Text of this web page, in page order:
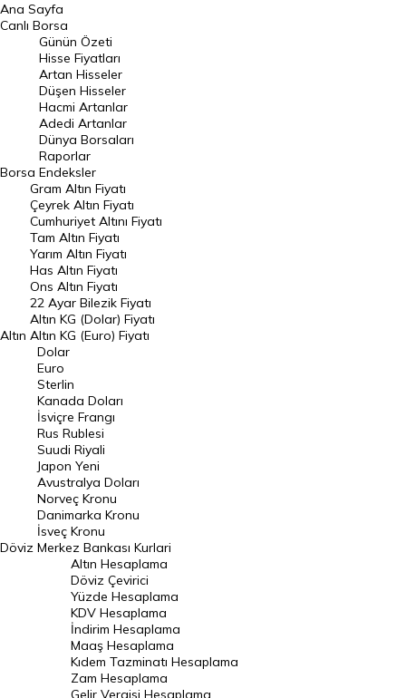
BIST 100 Hisseleri
En Çok Artan Hisseler
En Çok Düşen Hisseler
Hacmi Artanlar
Geçmiş Kapanışlar
Dünya Borsaları
Raporlar
Endeksler
DÖVİZ
Döviz Kuru
Dolar Kuru
Euro Kuru
Pound Kuru
Frank Kuru
Riyal Kuru
Avustralya Doları
Danimarka Kronu Kuru
Kanada Doları Kuru
Norveç Kronu Kuru
İsveç Kronu Kuru
Japon Yeni Kuru
Serbest Piyasa Döviz Kurları
Merkez Bankası Döviz Kurları
Ana Sayfa
Canlı Borsa
Borsa
Günün Özeti
Hisse Fiyatları
Artan Hisseler
Düşen Hisseler
Hacmi Artanlar
Adedi Artanlar
Dünya Borsaları
Raporlar
Endeksler
Altın
Gram Altın Fiyatı
Çeyrek Altın Fiyatı
Cumhuriyet Altını Fiyatı
Tam Altın Fiyatı
Yarım Altın Fiyatı
Has Altın Fiyatı
Ons Altın Fiyatı
22 Ayar Bilezik Fiyatı
Altın KG (Dolar) Fiyatı
Altın KG (Euro) Fiyatı
Döviz
Dolar
Euro
Sterlin
Kanada Doları
İsviçre Frangı
Rus Rublesi
Suudi Riyali
Japon Yeni
Avustralya Doları
Norveç Kronu
Danimarka Kronu
İsveç Kronu
Merkez Bankası Kurlari
Altın Hesaplama
Döviz Çevirici
Yüzde Hesaplama
KDV Hesaplama
İndirim Hesaplama
Maaş Hesaplama
Kıdem Tazminatı Hesaplama
Zam Hesaplama
Gelir Vergisi Hesaplama